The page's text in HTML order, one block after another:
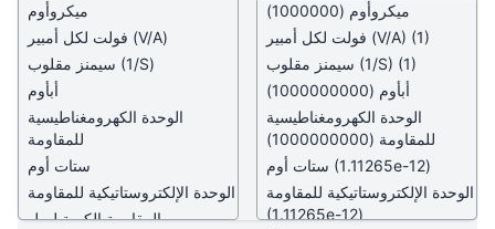
ميكروأوم
فولت لكل أمبير (V/A)
سيمنز مقلوب
(1/S)
أبأوم
الوحدة الكهرومغناطيسية
للمقاومة
ستات أوم
الوحدة الإلكتروستاتيكية للمقاومة
المقاومة الكمية لهول
ميكروأوم (1000000)
فولت لكل أمبير (V/A) (1)
سيمنز مقلوب
(1/S) (1)
أبأوم (1000000000)
الوحدة الكهرومغناطيسية
للمقاومة (1000000000)
ستات أوم
(1.11265e-12)
الوحدة الإلكتروستاتيكية للمقاومة
(1.11265e-12)